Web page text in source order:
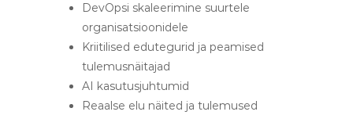
DevOpsi skaleerimine suurtele
organisatsioonidele
Kriitilised edutegurid ja peamised
tulemusnäitajad
AI kasutusjuhtumid
Reaalse elu näited ja tulemused